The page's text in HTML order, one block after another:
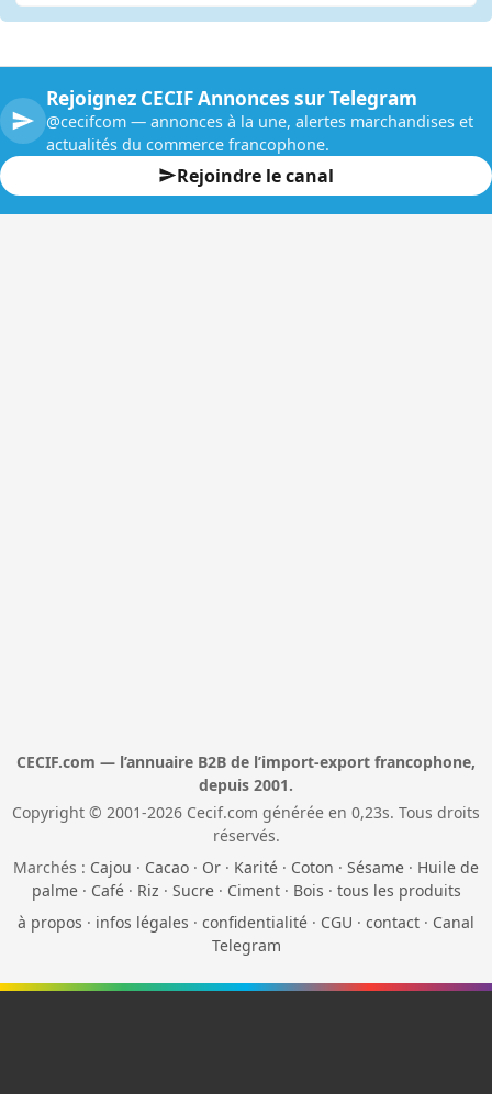
Rejoignez CECIF Annonces sur Telegram
@cecifcom — annonces à la une, alertes marchandises et
actualités du commerce francophone.
Rejoindre le canal
CECIF.com — l’annuaire B2B de l’import-export francophone,
depuis 2001.
Copyright © 2001-2026 Cecif.com générée en 0,23s. Tous droits
réservés.
Marchés : Cajou · Cacao · Or · Karité · Coton · Sésame · Huile de
palme· Café· Riz · Sucre· Ciment· Bois · tous les produits
à propos · infos légales · confidentialité · CGU · contact · Canal
Telegram